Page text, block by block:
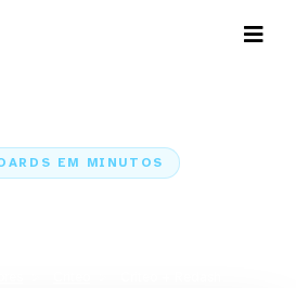
EM MINUTOS